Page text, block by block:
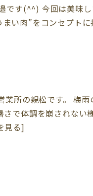
です(^^) 今回は美味
まい肉”をコンセプト
業所の親松です。 梅
で体調を崩されない
見る]